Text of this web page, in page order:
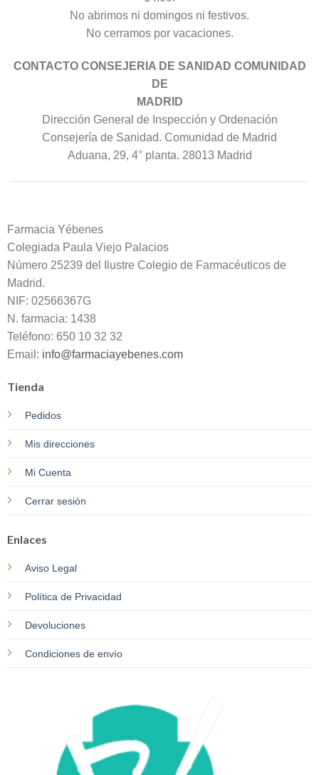
No abrimos ni domingos ni festivos.
No cerramos por vacaciones.
CONTACTO CONSEJERIA DE SANIDAD COMUNIDAD
DE
MADRID
Dirección General de Inspección y Ordenación
Consejería de Sanidad. Comunidad de Madrid
Aduana, 29, 4° planta. 28013 Madrid
Farmacia Yébenes
Colegiada Paula Viejo Palacios
Número 25239 del Ilustre Colegio de Farmacéuticos de
Madrid.
NIF: 02566367G
N. farmacia: 1438
Teléfono: 650 10 32 32
Email: info@farmaciayebenes.com
Tienda
Pedidos
Mis direcciones
Mi Cuenta
Cerrar sesión
Enlaces
Aviso Legal
Política de Privacidad
Devoluciones
Condiciones de envío